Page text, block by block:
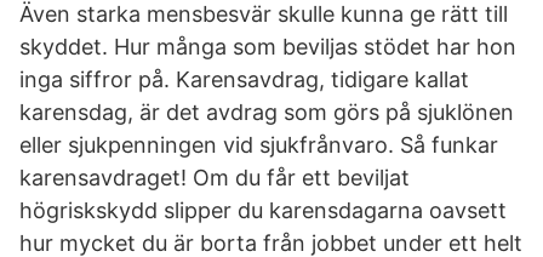
Även starka mensbesvär skulle kunna ge rätt till
skyddet. Hur många som beviljas stödet har hon
inga siffror på. Karensavdrag, tidigare kallat
karensdag, är det avdrag som görs på sjuklönen
eller sjukpenningen vid sjukfrånvaro. Så funkar
karensavdraget! Om du får ett beviljat
högriskskydd slipper du karensdagarna oavsett
hur mycket du är borta från jobbet under ett helt